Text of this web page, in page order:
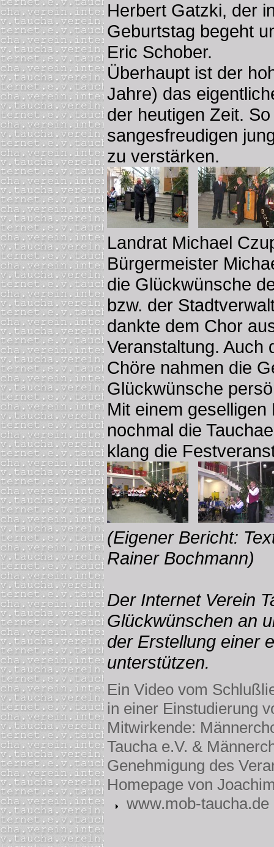
Herbert Gatzki, der
Geburtstag begeht
Eric Schober.
Überhaupt ist der
Jahre) das
der heutigen Zeit.
sangesfreudigen
zu verstärken.
Landrat Michael
Bürgermeister
die Glückwünsche
bzw. der
dankte dem Chor
Veranstaltung. Auch
Chöre nahmen die
Glückwünsche
Mit einem
nochmal die
klang die
(Eigener Bericht:
Rainer Bochmann)
Der Internet Verein
Glückwünschen an
der Erstellung einer
unterstützen.
Ein Video vom
in einer Einstudierung
Mitwirkende:
Taucha e.V. &
Genehmigung des
Homepage von
www.mob-taucha.de